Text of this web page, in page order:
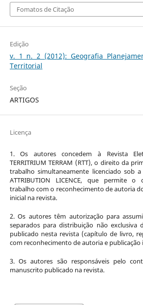
Fomatos de Citação
Edição
v. 1 n. 2 (2012): Geografia
Territorial
Seção
ARTIGOS
Licença
1. Os autores concedem à Revista
TERRITRIUM TERRAM (RTT), o direito da
trabalho simultaneamente licenciado sob a
ATTRIBUTION LICENCE, que permite o
trabalho com o reconhecimento de autoria
inicial na revista.
2. Os autores têm autorização para
separados para distribuição não exclusiva
publicado nesta revista (capítulo de livro,
com reconhecimento de autoria e publicação
3. Os autores são responsáveis pelo
manuscrito publicado na revista.